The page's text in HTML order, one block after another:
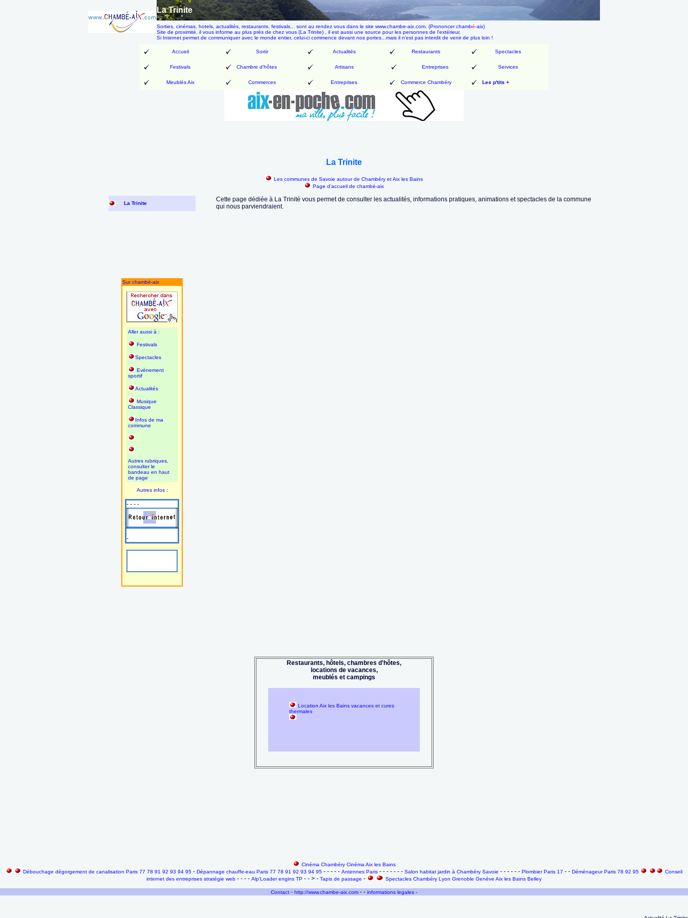
La Trinite
Sorties, cinémas, hotels, actualités, restaurants, festivals... sont au rendez vous dans le site www.chambe-aix.com. (Prononcer chambé-aix)
Site de proximité, il vous informe au plus près de chez vous (La Trinite) , il est aussi une source pour les personnes de l'extérieur.
Si Internet permet de communiquer avec le monde entier, celui-ci commence devant nos portes ...mais il n'est pas interdit de venir de plus loin !
Accueil Sortir Actualités Restaurants Spectacles
Festivals Chambre d'hôtes Artisans Entreprises Services
Meublés Aix Commerces Entreprises Commerce Chambéry Les p'tits +
La Trinite
Les communes de Savoie autour de Chambéry et Aix les Bains
Page d'accueil de chambé-aix
La Trinite
Sur chambé-aix
Aller aussi à :
Festivals
Spectacles
Evènement
sportif
Actualités
Musique
Classique
Infos de ma
commune
Autres rubriques,
consulter le
bandeau en haut
de page
Autres infos :
- - - -
-
Cette page dédiée à La Trinité vous permet de consulter les actualités, informations pratiques, animations et spectacles de la commune
qui nous parviendraient.
Restaurants, hôtels, chambres d'hôtes,
locations de vacances,
meublés et campings
Location Aix les Bains vacances et cures
thermales
Cinéma Chambéry Cinéma Aix les Bains
Débouchage dégorgement de canalisation Paris 77 78 91 92 93 94 95 - Dépannage chauffe-eau Paris 77 78 91 92 93 94 95 - - - - - Antennes Paris - - - - - - - Salon habitat jardin à Chambéry Savoie - - - - - - Plombier Paris 17 - - Déménageur Paris 78 92 95
Conseil
internet des entreprises stratégie web - - - - Alp'Loader engins TP - - > - Tapis de passage - Spectacles Chambéry Lyon Grenoble Genève Aix les Bains Belley
Contact - http://www.chambe-aix.com - - informations legales -